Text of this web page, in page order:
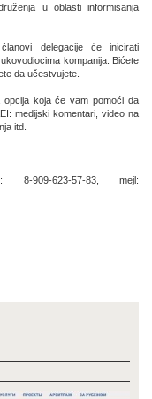
u oblasti informisanja
delegacije će inicirati
kompanija. Bićete
da učestvujete.
koja će vam pomoći da
medijski komentari, video na
itd.
909-623-57-83, mejl: